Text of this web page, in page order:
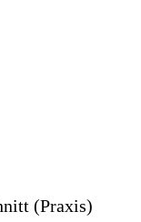
(Praxis)